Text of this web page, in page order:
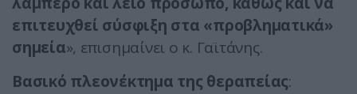
επιτευχθεί σύσφιξη στα «προβληματικά»
σημεία», επισημαίνει ο κ. Γαϊτάνης.
Βασικό πλεονέκτημα της θεραπείας: